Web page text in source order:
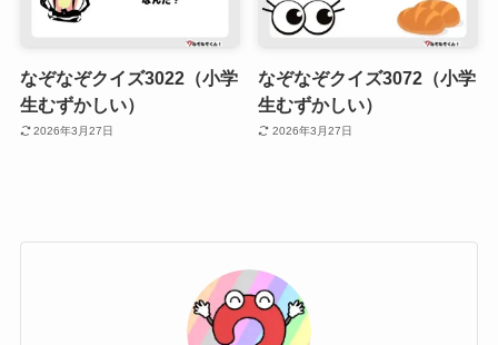
なぞなぞクイズ3022（小学
生むずかしい）
2026年3月27日
なぞなぞクイズ3072（小学
生むずかしい）
2026年3月27日